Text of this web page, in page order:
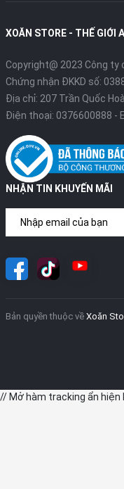
thay đổi chủ thể và làm
sung thêm chế độ zoom
hơn.
iPhone 15 Plus mang
A13 Bionic vốn được coi
XOĂN STORE - THẾ GIỚI
Copyright@ 2023 Công
Chứng nhận ĐKKD số:
Địa chỉ: 207 Trần Quốc
Điện thoại: 0376600888 -
NHẬN TIN KHUYẾN MÃI
Bản quyền thuộc về Xoăn
// Mở hàm tracking ẩn hiện